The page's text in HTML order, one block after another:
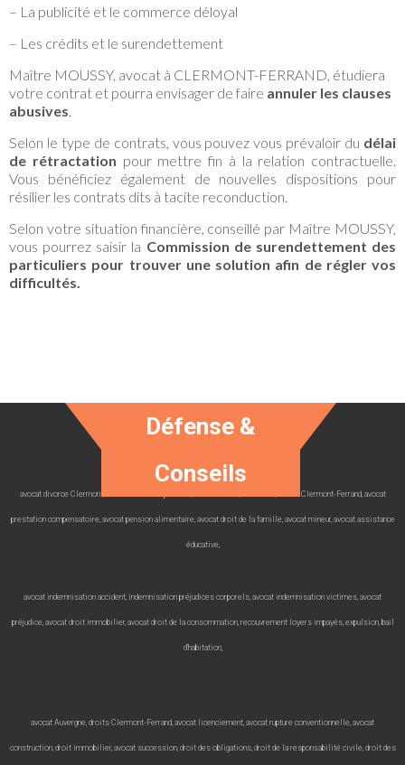
– La publicité et le commerce déloyal
– Les crédits et le surendettement
Maître MOUSSY, avocat à CLERMONT-FERRAND, étudiera
votre contrat et pourra envisager de faire annuler les clauses
abusives.
Selon le type de contrats, vous pouvez vous prévaloir du délai
de rétractation pour mettre fin à la relation contractuelle.
Vous bénéficiez également de nouvelles dispositions pour
résilier les contrats dits à tacite reconduction.
Selon votre situation financière, conseillé par Maître MOUSSY,
vous pourrez saisir la Commission de surendettement des
particuliers pour trouver une solution afin de régler vos
difficultés.
Défense &
Conseils
avocat divorce Clermont, avocat avocat séparation, avocat 63000, avocat 63, avocat Clermont-Ferrand, avocat
prestation compensatoire, avocat pension alimentaire, avocat droit de la famille, avocat mineur, avocat assistance
éducative,
avocat indemnisation accident, indemnisation préjudices corporels, avocat indemnisation victimes, avocat
préjudice, avocat droit immobilier, avocat droit de la consommation, recouvrement loyers impayés, expulsion, bail
d’habitation,
avocat Auvergne, droits Clermont-Ferrand, avocat licenciement, avocat rupture conventionnelle, avocat
construction, droit immobilier, avocat succession, droit des obligations, droit de la responsabilité civile, droit des